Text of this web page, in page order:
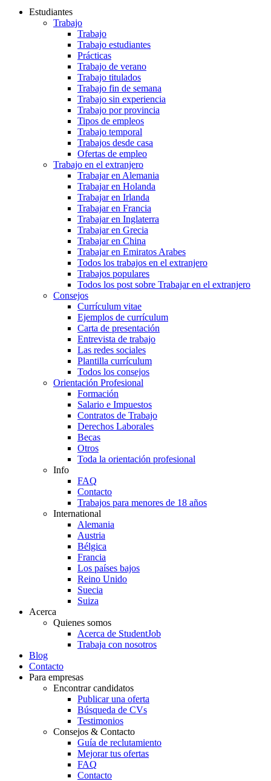
Estudiantes
Trabajo
Trabajo
Trabajo estudiantes
Prácticas
Trabajo de verano
Trabajo titulados
Trabajo fin de semana
Trabajo sin experiencia
Trabajo por provincia
Tipos de empleos
Trabajo temporal
Trabajos desde casa
Ofertas de empleo
Trabajo en el extranjero
Trabajar en Alemania
Trabajar en Holanda
Trabajar en Irlanda
Trabajar en Francia
Trabajar en Inglaterra
Trabajar en Grecia
Trabajar en China
Trabajar en Emiratos Arabes
Todos los trabajos en el extranjero
Trabajos populares
Todos los post sobre Trabajar en el extranjero
Consejos
Currículum vitae
Ejemplos de currículum
Carta de presentación
Entrevista de trabajo
Las redes sociales
Plantilla currículum
Todos los consejos
Orientación Profesional
Formación
Salario e Impuestos
Contratos de Trabajo
Derechos Laborales
Becas
Otros
Toda la orientación profesional
Info
FAQ
Contacto
Trabajos para menores de 18 años
International
Alemania
Austria
Bélgica
Francia
Los países bajos
Reino Unido
Suecia
Suiza
Acerca
Quienes somos
Acerca de StudentJob
Trabaja con nosotros
Blog
Contacto
Para empresas
Encontrar candidatos
Publicar una oferta
Búsqueda de CVs
Testimonios
Consejos & Contacto
Guía de reclutamiento
Mejorar tus ofertas
FAQ
Contacto